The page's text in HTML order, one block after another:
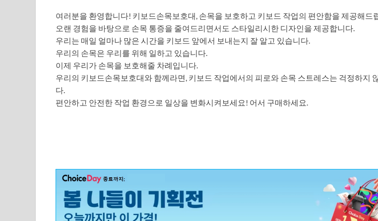
여러분을 환영합니다! 키보드손목보호대, 손목을 보호하고 키보드 작업의 편안함을 제공해드
오랜 경험을 바탕으로 손목 통증을 줄여드리면서도 스타일리시한 디자인을 제공합니다.
우리는 매일 얼마나 많은 시간을 키보드 앞에서 보내는지 잘 알고 있습니다.
우리의 손목은 우리를 위해 일하고 있습니다.
이제 우리가 손목을 보호해줄 차례입니다.
우리의 키보드손목보호대와 함께라면, 키보드 작업에서의 피로와 손목 스트레스는 걱정하지
다.
편안하고 안전한 작업 환경으로 일상을 변화시켜보세요! 어서 구매하세요.